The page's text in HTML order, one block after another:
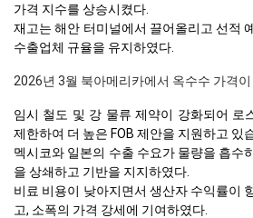
가격 지수를 상승시켰다.
재고는 해안 터미널에서 끌어올리고 선적
수출업체 규율을 유지하였다.
2026년 3월 북아메리카에서 옥수수 가격
임시 철도 및 강 물류 제약이 강화되어 로
제한하여 더 높은 FOB 제안을 지원하고 있
멕시코와 일본의 수출 수요가 물량을 흡수
을 상쇄하고 기반을 지지하였다.
비료 비용이 낮아지면서 생산자 수익률이
고, 소폭의 가격 강세에 기여하였다.